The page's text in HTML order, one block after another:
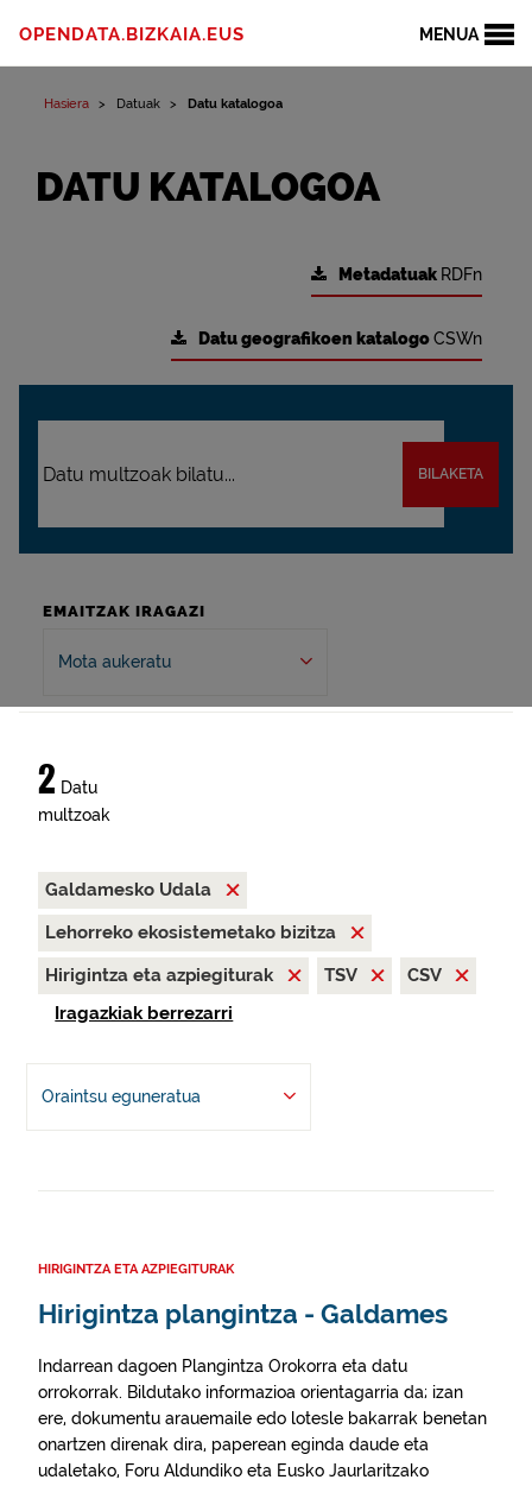
MENUA
OPENDATA.BIZKAIA.EUS
Hasiera Datuak Datu katalogoa
DATU KATALOGOA
Metadatuak RDFn
Datu geografikoen katalogoCSWn
BILAKETA
EMAITZAK IRAGAZI
Mota aukeratu
2 Datu
multzoak
Galdamesko Udala
Lehorreko ekosistemetako bizitza
Hirigintza eta azpiegiturak
TSV
CSV
Iragazkiak berrezarri
Oraintsu eguneratua
HIRIGINTZA ETA AZPIEGITURAK
Hirigintza plangintza - Galdames
Indarrean dagoen Plangintza Orokorra eta datu
orrokorrak. Bildutako informazioa orientagarria da; izan
ere, dokumentu arauemaile edo lotesle bakarrak benetan
onartzen direnak dira, paperean eginda daude eta
udaletako, Foru Aldundiko eta Eusko Jaurlaritzako